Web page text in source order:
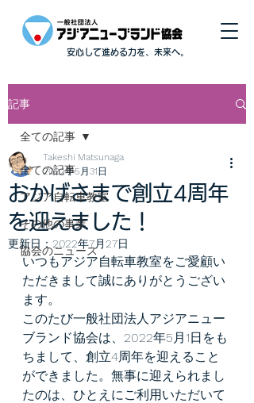
安心して進める力を、未来へ。
記事
全ての記事
アジア自転車教室
その他の事業
協会のニュース
全ての記事
おかげさまで創立4周年
を迎えました！
Takeshi Matsunaga
2022年5月31日
更新日： 2022年7月27日
いつもアジア自転車教室をご愛顧い
ただきまして誠にありがとうござい
ます。
このたび一般社団法人アジアニュー
ブランド協会は、2022年5月1日をも
ちまして、創立4周年を迎えること
ができました。無事に迎えられまし
たのは、ひとえにご利用いただいて